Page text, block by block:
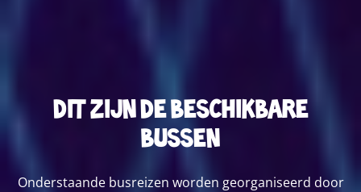
Dit zijn de beschikbare
bussen
Onderstaande busreizen worden georganiseerd door